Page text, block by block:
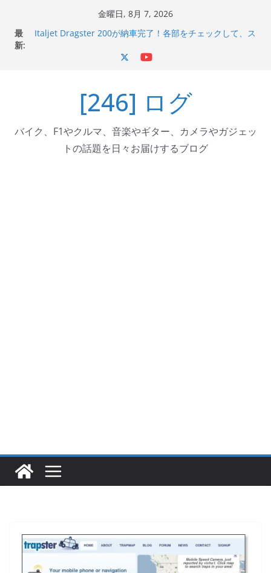
金曜日, 8月 7, 2026
最
新:
Italjet Dragster 200のフロントISSサスの動きが判ったら
コーナリングが楽しくなった
マホホルダー付けて、ガラスコーティング行って来た
岩手県奥州市へのふるさと納税で KGR HARMONY 南部鉄
器エフェクターが返礼品でもらえる！
[246] ログ
バイク、F1やクルマ、音楽やギター、カメラやガジェッ
トの話題を日々お届けするブログ